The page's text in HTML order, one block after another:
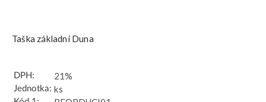
Taška základní Duna
DPH: 21%
Jednotka: ks